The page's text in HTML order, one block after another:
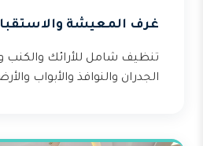
غرف المعيشة
تنظيف شامل للأرائك والكنب
الجدران والنوافذ والأبواب